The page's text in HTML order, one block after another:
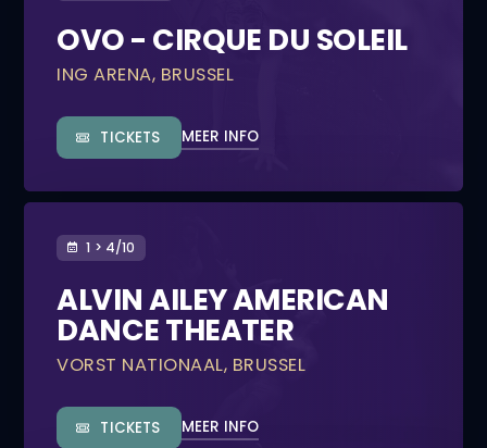
OVO - CIRQUE DU SOLEIL
ING ARENA, BRUSSEL
TICKETS MEER INFO
1 > 4/10
ALVIN AILEY AMERICAN
DANCE THEATER
VORST NATIONAAL, BRUSSEL
TICKETS MEER INFO